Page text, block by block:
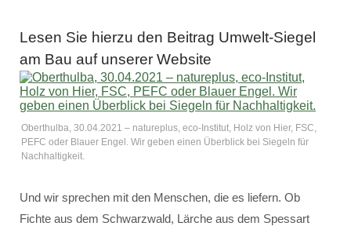
Lesen Sie hierzu den Beitrag Umwelt-Siegel
am Bau auf unserer Website
Oberthulba, 30.04.2021 – natureplus, eco-Institut, Holz von Hier, FSC,
PEFC oder Blauer Engel. Wir geben einen Überblick bei Siegeln für
Nachhaltigkeit.
Und wir sprechen mit den Menschen, die es liefern. Ob
Fichte aus dem Schwarzwald, Lärche aus dem Spessart